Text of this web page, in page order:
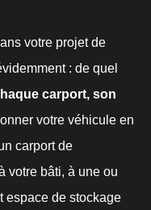
votre projet de
: de quel
carport, son
votre véhicule en
carport de
votre bâti, à une ou
espace de stockage